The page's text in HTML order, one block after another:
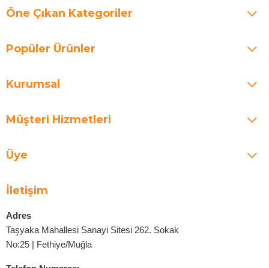
Öne Çıkan Kategoriler
Popüler Ürünler
Kurumsal
Müşteri Hizmetleri
Üye
İletişim
Adres
Taşyaka Mahallesi Sanayi Sitesi 262. Sokak
No:25 | Fethiye/Muğla